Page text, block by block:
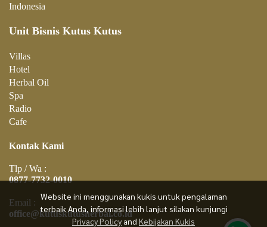
Website ini menggunakan kukis untuk pengalaman
terbaik Anda, informasi lebih lanjut silakan kunjungi
Privacy Policy and Kebijakan Kukis
Indonesia
Unit Bisnis Kutus Kutus
Villas
Hotel
Herbal Oil
Spa
Radio
Cafe
Kontak Kami
Tlp / Wa :
0877-7732-0010
Email :
office@kutuskutusherbal.co.id